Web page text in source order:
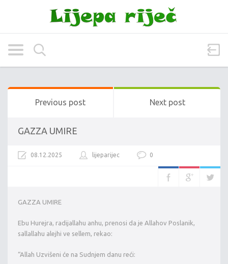
Previous post Next post
GAZZA UMIRE
08.12.2025 lijeparijec 0
GAZZA UMIRE
Ebu Hurejra, radijallahu anhu, prenosi da je Allahov Poslanik,
sallallahu alejhi ve sellem, rekao:
“Allah Uzvišeni će na Sudnjem danu reći: